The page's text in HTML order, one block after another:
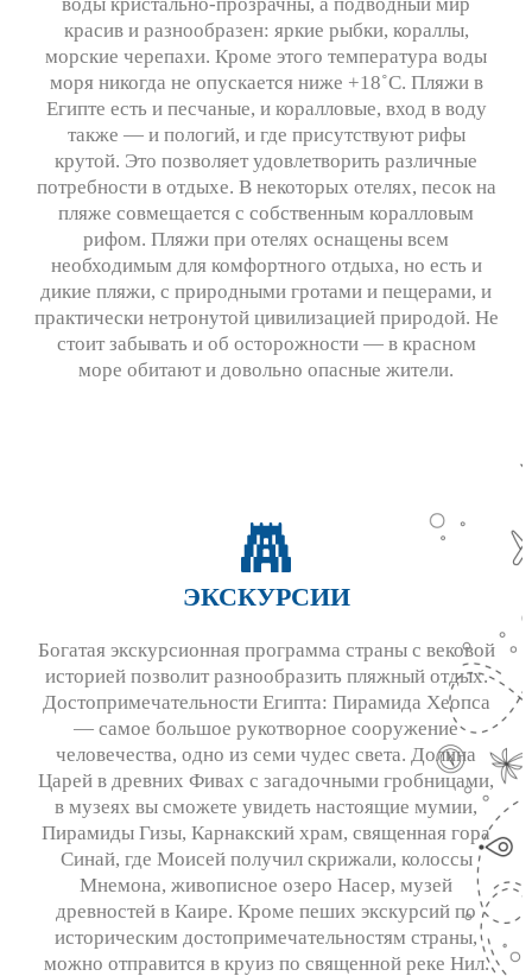
красив и разнообразен: яркие рыбки, кораллы,
морские черепахи. Кроме этого температура воды
моря никогда не опускается ниже +18˚С. Пляжи в
Египте есть и песчаные, и коралловые, вход в воду
также — и пологий, и где присутствуют рифы
крутой. Это позволяет удовлетворить различные
потребности в отдыхе. В некоторых отелях, песок на
пляже совмещается с собственным коралловым
рифом. Пляжи при отелях оснащены всем
необходимым для комфортного отдыха, но есть и
дикие пляжи, с природными гротами и пещерами, и
практически нетронутой цивилизацией природой. Не
стоит забывать и об осторожности — в красном
море обитают и довольно опасные жители.
ЭКСКУРСИИ
Богатая экскурсионная программа страны с вековой
историей позволит разнообразить пляжный отдых.
Достопримечательности Египта: Пирамида Хеопса
— самое большое рукотворное сооружение
человечества, одно из семи чудес света. Долина
Царей в древних Фивах с загадочными гробницами,
в музеях вы сможете увидеть настоящие мумии,
Пирамиды Гизы, Карнакский храм, священная гора
Синай, где Моисей получил скрижали, колоссы
Мнемона, живописное озеро Насер, музей
древностей в Каире. Кроме пеших экскурсий по
историческим достопримечательностям страны,
можно отправится в круиз по священной реке Нил.